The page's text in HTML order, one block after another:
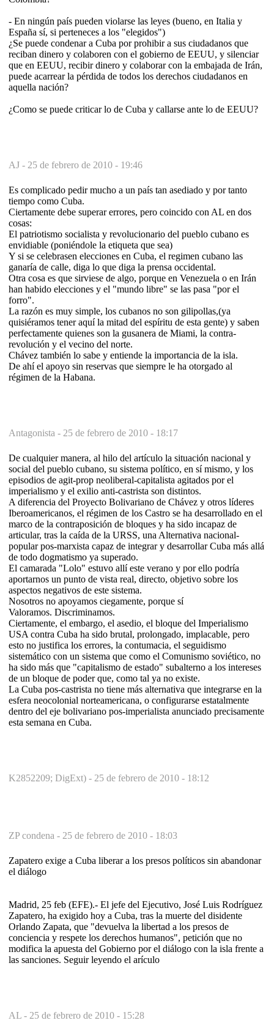
- En ningún país pueden violarse las leyes (bueno, en Italia y
España sí, si perteneces a los "elegidos")
¿Se puede condenar a Cuba por prohibir a sus ciudadanos que
reciban dinero y colaboren con el gobierno de EEUU, y silenciar
que en EEUU, recibir dinero y colaborar con la embajada de Irán,
puede acarrear la pérdida de todos los derechos ciudadanos en
aquella nación?
¿Como se puede criticar lo de Cuba y callarse ante lo de EEUU?
AJ - 25 de febrero de 2010 - 19:46
Es complicado pedir mucho a un país tan asediado y por tanto
tiempo como Cuba.
Ciertamente debe superar errores, pero coincido con AL en dos
cosas:
El patriotismo socialista y revolucionario del pueblo cubano es
envidiable (poniéndole la etiqueta que sea)
Y si se celebrasen elecciones en Cuba, el regimen cubano las
ganaría de calle, diga lo que diga la prensa occidental.
Otra cosa es que sirviese de algo, porque en Venezuela o en Irán
han habido elecciones y el "mundo libre" se las pasa "por el
forro".
La razón es muy simple, los cubanos no son gilipollas,(ya
quisiéramos tener aquí la mitad del espíritu de esta gente) y saben
perfectamente quienes son la gusanera de Miami, la contra-
revolución y el vecino del norte.
Chávez también lo sabe y entiende la importancia de la isla.
De ahí el apoyo sin reservas que siempre le ha otorgado al
régimen de la Habana.
Antagonista - 25 de febrero de 2010 - 18:17
De cualquier manera, al hilo del artículo la situación nacional y
social del pueblo cubano, su sistema político, en sí mismo, y los
episodios de agit-prop neoliberal-capitalista agitados por el
imperialismo y el exilio anti-castrista son distintos.
A diferencia del Proyecto Bolivariano de Chávez y otros líderes
Iberoamericanos, el régimen de los Castro se ha desarrollado en el
marco de la contraposición de bloques y ha sido incapaz de
articular, tras la caída de la URSS, una Alternativa nacional-
popular pos-marxista capaz de integrar y desarrollar Cuba más allá
de todo dogmatismo ya superado.
El camarada "Lolo" estuvo allí este verano y por ello podría
aportarnos un punto de vista real, directo, objetivo sobre los
aspectos negativos de este sistema.
Nosotros no apoyamos ciegamente, porque sí
Valoramos. Discriminamos.
Ciertamente, el embargo, el asedio, el bloque del Imperialismo
USA contra Cuba ha sido brutal, prolongado, implacable, pero
esto no justifica los errores, la contumacia, el seguidismo
sistemático con un sistema que como el Comunismo soviético, no
ha sido más que "capitalismo de estado" subalterno a los intereses
de un bloque de poder que, como tal ya no existe.
La Cuba pos-castrista no tiene más alternativa que integrarse en la
esfera neocolonial norteamericana, o configurarse estatalmente
dentro del eje bolivariano pos-imperialista anunciado precisamente
esta semana en Cuba.
K2852209; DigExt) - 25 de febrero de 2010 - 18:12
ZP condena - 25 de febrero de 2010 - 18:03
Zapatero exige a Cuba liberar a los presos políticos sin abandonar
el diálogo
Madrid, 25 feb (EFE).- El jefe del Ejecutivo, José Luis Rodríguez
Zapatero, ha exigido hoy a Cuba, tras la muerte del disidente
Orlando Zapata, que "devuelva la libertad a los presos de
conciencia y respete los derechos humanos", petición que no
modifica la apuesta del Gobierno por el diálogo con la isla frente a
las sanciones. Seguir leyendo el arículo
AL - 25 de febrero de 2010 - 15:28